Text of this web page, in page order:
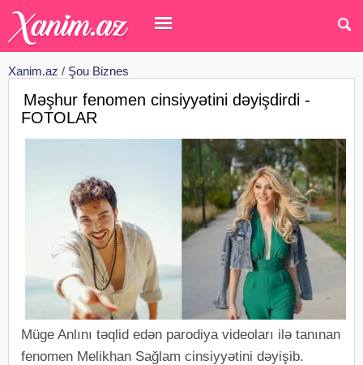
Xanim.az / Şou Biznes
Məşhur fenomen cinsiyyətini dəyişdirdi -
FOTOLAR
Müge Anlını təqlid edən parodiya videoları ilə tanınan
fenomen Melikhan Sağlam cinsiyyətini dəyişib.